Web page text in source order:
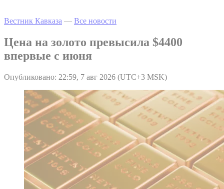
Вестник Кавказа — Все новости
Цена на золото превысила $4400
впервые с июня
Опубликовано: 22:59, 7 авг 2026 (UTC+3 MSK)